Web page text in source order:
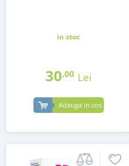
in stoc
30,00 Lei
Adauga in cos